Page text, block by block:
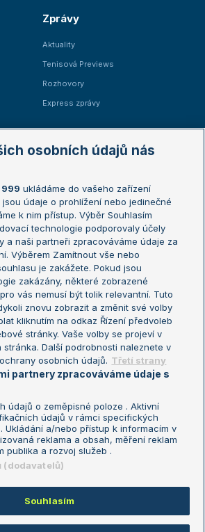
Zprávy
Aktuality
Tenisová Previews
Rozhovory
Express zprávy
Australian Open
French Open
Wimbledon
US Open
Turnaj mistrů
Turnaj mistryň
Nastavení soukromí
Reklama
Informace o zpracování osobních
údajů
Využíváme zpravodajství ČTK.
osobních údajů nás
999 ukládáme do vašeho zařízení
údaje o prohlížení nebo jedinečné
k nim přístup. Výběr Souhlasím
technologie podporovaly účely
a naši partneři zpracováváme údaje za
Výběrem Zamítnout vše nebo
je zakážete. Pokud jsou
zakázány, některé zobrazené
vás nemusí být tolik relevantní. Tuto
znovu zobrazit a změnit své volby
kliknutím na odkaz Řízení předvoleb
stránky. Vaše volby se projeví v
stránka. Další podrobnosti naleznete v
osobních údajů. Třetí strany
partnery zpracováváme údaje s
údajů o zeměpisné poloze . Aktivní
údajů v rámci specifických
Ukládání a/nebo přístup k informacím v
reklama a obsah, měření reklam
publika a rozvoj služeb .
(dodavatelů)
Souhlasím